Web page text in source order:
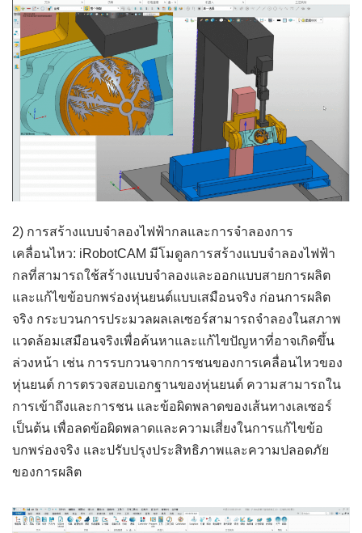
2) การสร้างแบบจำลองไฟฟ้ากลและการจำลองการ
เคลื่อนไหว: iRobotCAM มีโมดูลการสร้างแบบจำลองไฟฟ้า
กลที่สามารถใช้สร้างแบบจำลองและออกแบบสายการผลิต
และแก้ไขข้อบกพร่องหุ่นยนต์แบบเสมือนจริง ก่อนการผลิต
จริง กระบวนการประมวลผลเลเซอร์สามารถจำลองในสภาพ
แวดล้อมเสมือนจริงเพื่อค้นหาและแก้ไขปัญหาที่อาจเกิดขึ้น
ล่วงหน้า เช่น การรบกวนจากการชนของการเคลื่อนไหวของ
หุ่นยนต์ การตรวจสอบเอกฐานของหุ่นยนต์ ความสามารถใน
การเข้าถึงและการชน และข้อผิดพลาดของเส้นทางเลเซอร์
เป็นต้น เพื่อลดข้อผิดพลาดและความเสี่ยงในการแก้ไขข้อ
บกพร่องจริง และปรับปรุงประสิทธิภาพและความปลอดภัย
ของการผลิต